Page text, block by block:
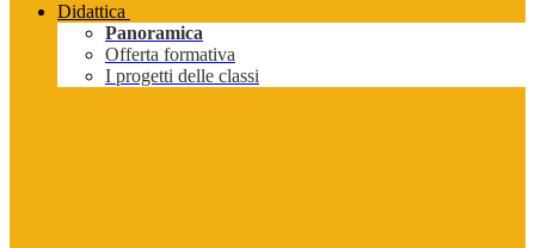
Didattica
Panoramica
Offerta formativa
I progetti delle classi